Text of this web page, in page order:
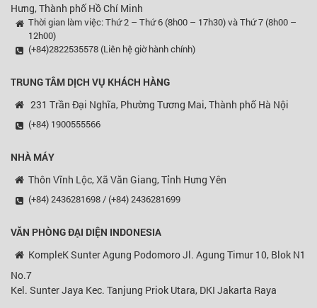
Hưng, Thành phố Hồ Chí Minh
Thời gian làm việc: Thứ 2 – Thứ 6 (8h00 – 17h30) và Thứ 7 (8h00 –
12h00)
(+84)2822535578 (Liên hệ giờ hành chính)
TRUNG TÂM DỊCH VỤ KHÁCH HÀNG
231 Trần Đại Nghĩa, Phường Tương Mai, Thành phố Hà Nội
(+84) 1900555566
NHÀ MÁY
Thôn Vĩnh Lộc, Xã Văn Giang, Tỉnh Hưng Yên
(+84) 2436281698 / (+84) 2436281699
VĂN PHÒNG ĐẠI DIỆN INDONESIA
KompleK Sunter Agung Podomoro Jl. Agung Timur 10, Blok N1
No.7
Kel. Sunter Jaya Kec. Tanjung Priok Utara, DKI Jakarta Raya